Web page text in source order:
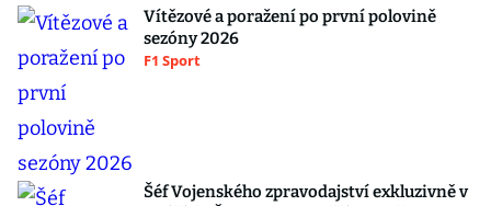
Vítězové a poražení po první polovině
sezóny 2026
F1 Sport
Šéf Vojenského zpravodajství exkluzivně v